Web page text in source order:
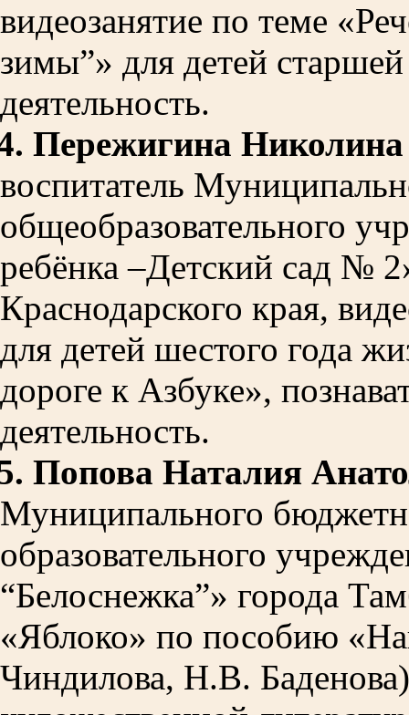
видеозанятие по теме
зимы”» для детей
деятельность.
Пережигина
воспитатель
общеобразовательного
ребёнка –Детский сад №
Краснодарского края,
для детей шестого года
дороге к Азбуке»,
деятельность.
Попова Наталия
Муниципального
образовательного
“Белоснежка”» города
«Яблоко» по пособию
Чиндилова, Н.В.